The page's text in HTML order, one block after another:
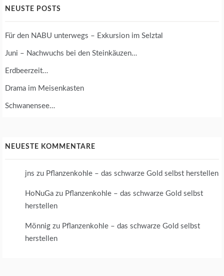
NEUSTE POSTS
Für den NABU unterwegs – Exkursion im Selztal
Juni – Nachwuchs bei den Steinkäuzen…
Erdbeerzeit…
Drama im Meisenkasten
Schwanensee…
NEUESTE KOMMENTARE
jns zu Pflanzenkohle – das schwarze Gold selbst herstellen
HoNuGa zu Pflanzenkohle – das schwarze Gold selbst
herstellen
Mönnig zu Pflanzenkohle – das schwarze Gold selbst
herstellen